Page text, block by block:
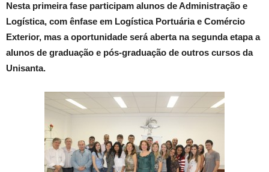
Nesta primeira fase participam alunos de Administração e
Logística, com ênfase em Logística Portuária e Comércio
Exterior, mas a oportunidade será aberta na segunda etapa a
alunos de graduação e pós-graduação de outros cursos da
Unisanta.